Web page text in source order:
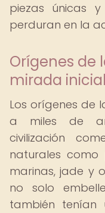
piezas únicas
perduran en la
Orígenes de
mirada inicial
Los orígenes de
a miles de
civilización
naturales como
marinas, jade y
no solo
también tenían